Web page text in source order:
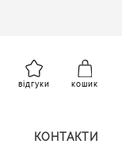
відгуки кошик
КОНТАКТИ